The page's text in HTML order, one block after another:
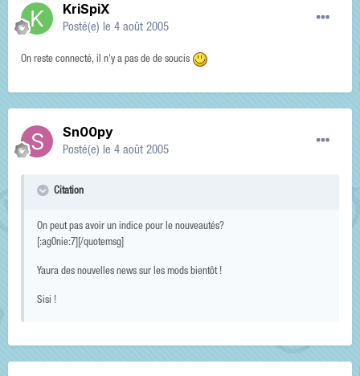
KriSpiX
Posté(e) le 4 août 2005
On reste connecté, il n'y a pas de de soucis
Sn00py
Posté(e) le 4 août 2005
Citation
On peut pas avoir un indice pour le nouveautés?
[:ag0nie:7][/quotemsg]
Yaura des nouvelles news sur les mods bientôt !
Sisi !